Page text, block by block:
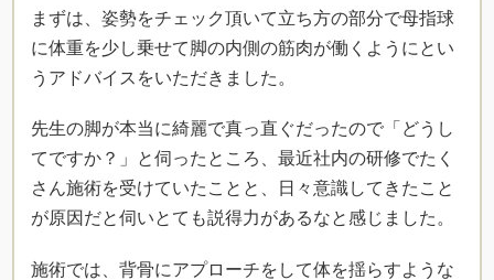
まずは、姿勢をチェック頂いて立ち方の部分で母指球
に体重を少し乗せて脚の内側の筋肉が働くようにとい
うアドバイスをいただきました。
先生の脚が本当に綺麗で真っ直ぐだったので「どうし
てですか？」と伺ったところ、最近社内の研修でたく
さん施術を受けていたことと、日々意識してきたこと
が原因だと伺いとても説得力があるなと感じました。
施術では、背骨にアプローチをして体を揺らすような